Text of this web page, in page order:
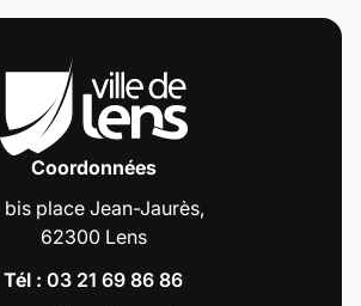
Coordonnées
bis place Jean-Jaurès,
62300 Lens
Tél : 03 21 69 86 86